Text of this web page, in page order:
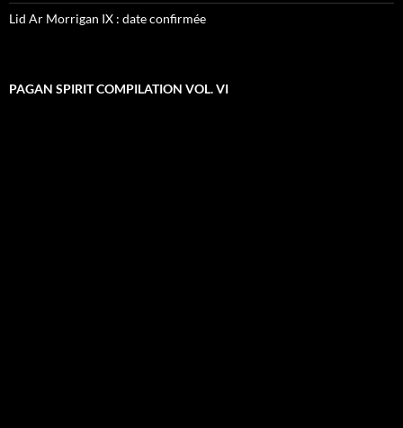
Lid Ar Morrigan IX : date confirmée
PAGAN SPIRIT COMPILATION VOL. VI